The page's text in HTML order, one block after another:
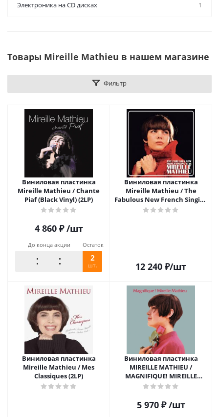
Электроника на CD дисках
1
Товары Mireille Mathieu в нашем магазине
Фильтр
Виниловая пластинка
Mireille Mathieu / Chante
Piaf (Black Vinyl) (2LP)
4 860₽ /шт
До конца акции Остаток
2
шт.
Виниловая пластинка
Mireille Mathieu / The
Fabulous New French Singing
Star (2LP)
12 240 ₽/шт
Виниловая пластинка
Mireille Mathieu / Mes
Classiques (2LP)
Виниловая пластинка
MIREILLE MATHIEU /
MAGNIFIQUE! MIREILLE
MATHIEU (2LP)
5 970₽ /шт